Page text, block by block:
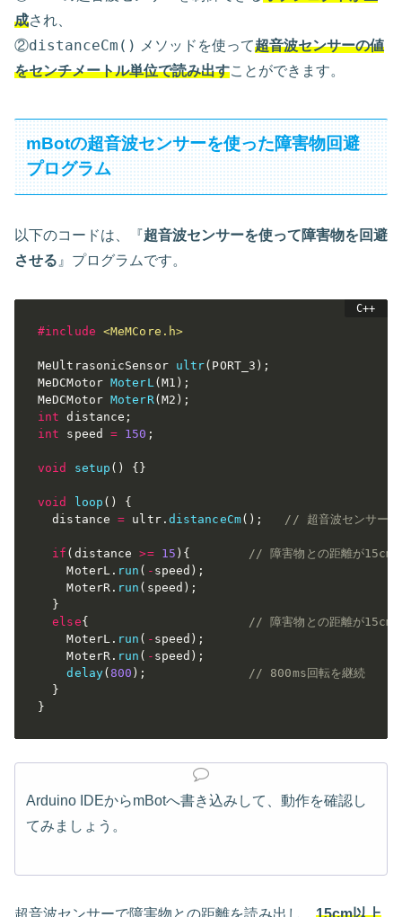
成され、
②distanceCm() メソッドを使って超音波センサーの値
をセンチメートル単位で読み出すことができます。
mBotの超音波センサーを使った障害物回避
プログラム
以下のコードは、『超音波センサーを使って障害物を回避
させる 』プログラムです。
#include <MeMCore.h>
MeUltrasonicSensor ultr( PORT_3 ) ;
MeDCMotor MoterL (M1 ) ;
MeDCMotor MoterR (M2 ) ;
int distance ;
int speed = 150 ;
void setup ( ) {}
void loop ( )
{
  distance
= ultr. distanceCm( ) ; // 超音波センサーの
if ( distance >= 15 ) {
// 障害物との距離が15cm
    MoterL
. run ( - speed ) ;
    MoterR
. run ( speed ) ;
}
else{
// 障害物との距離が15cm
    MoterL
. run ( - speed ) ;
    MoterR
. run ( - speed ) ;
delay(800 ) ;
// 800ms回転を継続
}
}
Arduino IDEからmBotへ書き込みして、動作を確認し
てみましょう。